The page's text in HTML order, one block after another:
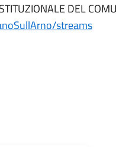
DEL
streams